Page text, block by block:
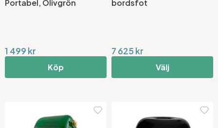
Portabel, Olivgrön
1 499 kr
Köp
bordsfot
7 625 kr
Välj